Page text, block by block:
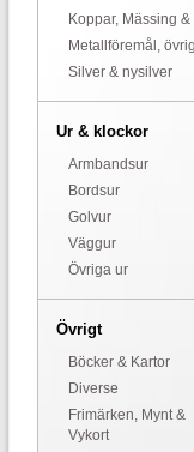
Koppar, Mässing &
Metallföremål,
Silver & nysilver
Ur & klockor
Armbandsur
Bordsur
Golvur
Väggur
Övriga ur
Övrigt
Böcker & Kartor
Diverse
Frimärken, Mynt &
Vykort